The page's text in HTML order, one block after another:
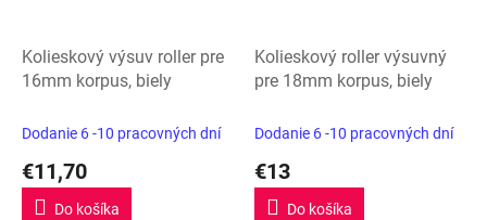
Kolieskový výsuv roller pre
16mm korpus, biely
Dodanie 6 -10 pracovných dní
€11,70
Do košíka
Kolieskový roller výsuvný
pre 18mm korpus, biely
Dodanie 6 -10 pracovných dní
€13
Do košíka